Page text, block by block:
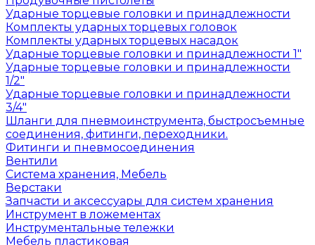
Ударные торцевые головки и принадлежности
Комплекты ударных торцевых головок
Комплекты ударных торцевых насадок
Ударные торцевые головки и принадлежности 1"
Ударные торцевые головки и принадлежности
1/2"
Ударные торцевые головки и принадлежности
3/4"
Шланги для пневмоинструмента, быстросъемные
соединения, фитинги, переходники.
Фитинги и пневмосоединения
Вентили
Система хранения, Мебель
Верстаки
Запчасти и аксессуары для систем хранения
Инструмент в ложементах
Инструментальные тележки
Мебель пластиковая